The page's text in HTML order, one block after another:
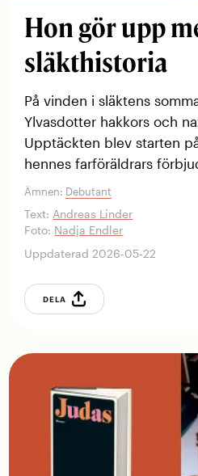
Hon gör upp
släkthistoria
På vinden i släktens
Ylvasdotter hakkors och
Upptäckten blev starten
hennes farföräldrars
Ämnen: Debutant
Text: Andreas Linder
Foto: Nadja Endler
Uppdaterad 2026-05-22
DELA